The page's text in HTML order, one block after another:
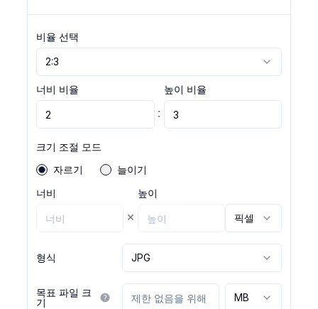
비율 선택
2:3
너비 비율
:
높이 비율
크기 조절 모드
자르기
늘이기
너비
×
높이
픽셀
형식 JPG
목표 파일 크
기
MB